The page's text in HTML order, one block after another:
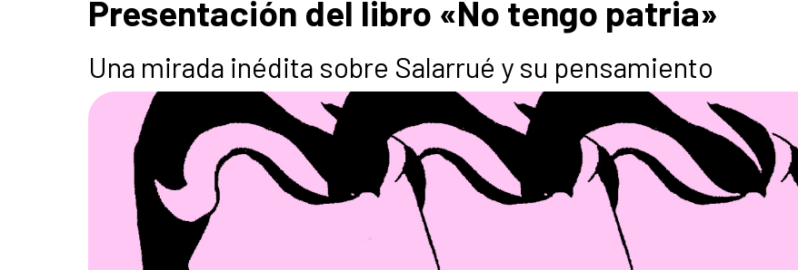
Presentación del libro «No tengo patria»
Una mirada inédita sobre Salarrué y su pensamiento